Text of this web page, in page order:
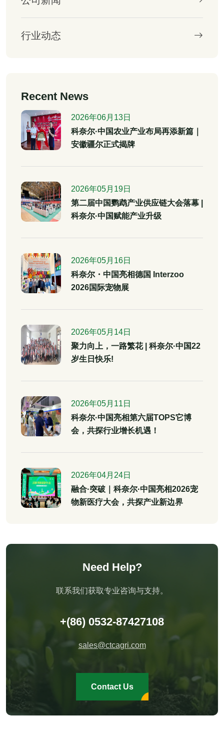
行业动态
Recent News
2026年06月13日
科奈尔·中国农业产业布局再添新篇｜
安徽疆尔正式揭牌
2026年05月19日
第二届中国鹦鹉产业供应链大会落幕 |
科奈尔·中国赋能产业升级
2026年05月16日
科奈尔・中国亮相德国 Interzoo
2026国际宠物展
2026年05月14日
聚力向上，一路繁花 | 科奈尔·中国22
岁生日快乐!
2026年05月11日
科奈尔·中国亮相第六届TOPS它博
会，共探行业增长机遇！
2026年04月24日
融合·突破｜科奈尔·中国亮相2026宠
物新医疗大会，共探产业新边界
Need Help?
联系我们获取专业咨询与支持。
+(86) 0532-87427108
sales@ctcagri.com
Contact Us